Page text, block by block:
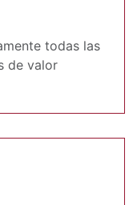
todas las
de valor